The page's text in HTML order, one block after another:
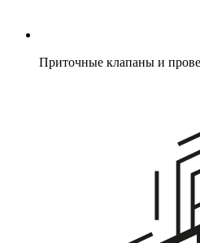
Приточные клапаны и